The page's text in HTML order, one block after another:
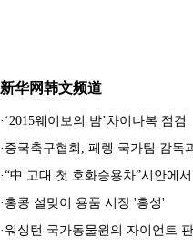
新华网韩文频道
· ‘2015웨이보의 밤’차이나복 점검
· 중국축구협회, 페렝 국가팀 감독
·“中 고대 첫 호화승용차”시안에서
· 홍콩 설맞이 용품 시장 '흥성'
·워싱턴 국가동물원의 자이언트